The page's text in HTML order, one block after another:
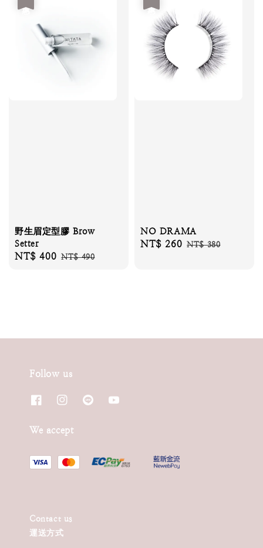
野生眉定型膠 Brow
Setter
Sale
NT$ 400 Regular
NT$ 490
NO DRAMA
Sale
NT$ 260 Regular
NT$ 380
Follow us
We accept
Contact us
運送方式